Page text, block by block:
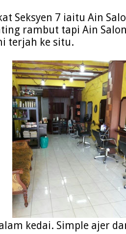
Seksyen 7 iaitu Ain
rambut tapi Ain
terjah ke situ.
kedai. Simple ajer